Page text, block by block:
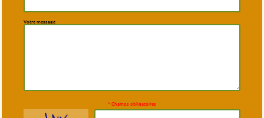
Votre message
* Champs obligatoires